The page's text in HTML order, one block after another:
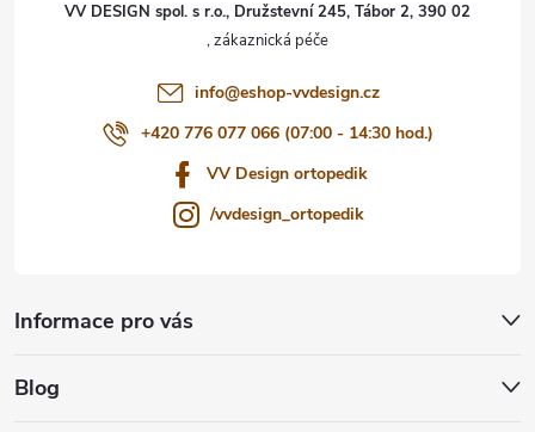
VV DESIGN spol. s r.o., Družstevní 245, Tábor 2, 390 02
info@eshop-vvdesign.cz
+420 776 077 066 (07:00 - 14:30 hod.)
VV Design ortopedik
/vvdesign_ortopedik
Informace pro vás
Blog